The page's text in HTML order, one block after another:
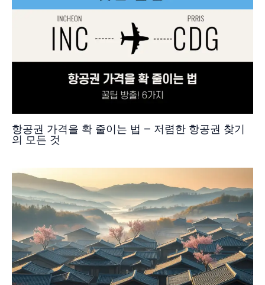
항공권 가격을 확 줄이는 법 – 저렴한 항공권 찾기
의 모든 것